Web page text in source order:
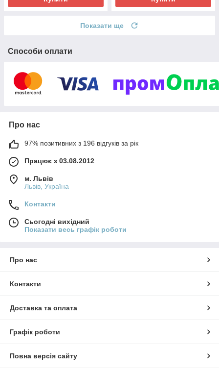
Показати ще
Способи оплати
Про нас
97% позитивних з 196 відгуків за рік
Працює з 03.08.2012
м. Львів
Львів, Україна
Контакти
Сьогодні вихідний
Показати весь графік роботи
Про нас
Контакти
Доставка та оплата
Графік роботи
Повна версія сайту